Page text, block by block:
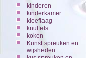
kinderen
kinderkamer
kleeflaag
knuffels
koken
Kunst spreuken en
wijsheden